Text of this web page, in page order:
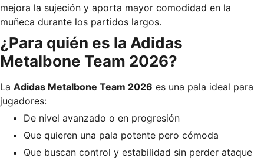
mejora la sujeción y aporta mayor comodidad en la
muñeca durante los partidos largos.
¿Para quién es la Adidas
Metalbone Team 2026?
La Adidas Metalbone Team 2026 es una pala ideal para
jugadores:
De nivel avanzado o en progresión
Que quieren una pala potente pero cómoda
Que buscan control y estabilidad sin perder ataque